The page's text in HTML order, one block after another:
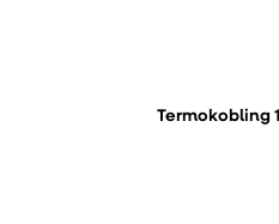
Termokobling